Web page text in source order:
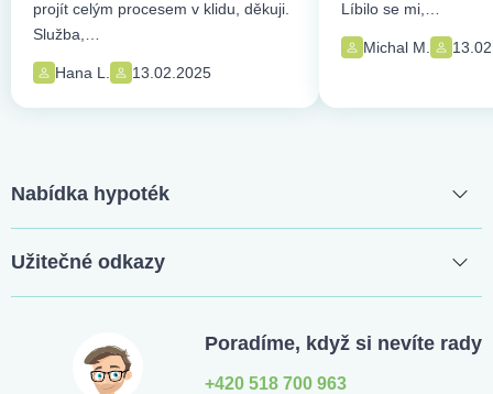
projít celým procesem v klidu, děkuji.
Služba,…
Hana L. 13.02.2025
Líbilo se mi,…
Michal M.
Nabídka hypoték
Užitečné odkazy
Poradíme, když si nevíte rady
+420 518 700 963